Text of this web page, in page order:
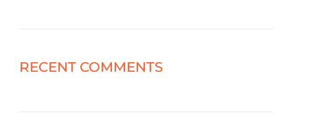
RECENT COMMENTS